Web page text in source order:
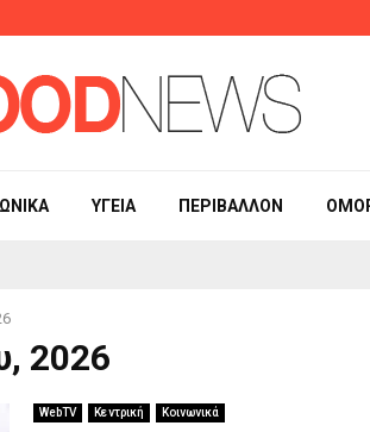
ΥΓΕΊΑ ΠΕΡΙΒΆΛΛΟΝ
2026
WebTV Κεντρική Κοινωνικά